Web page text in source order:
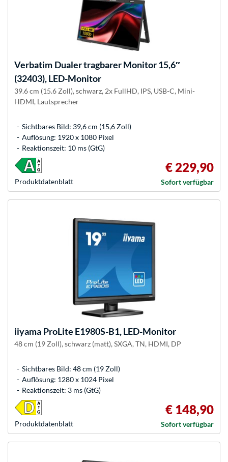
Verbatim Dualer tragbarer Monitor 15,6″
(32403), LED-Monitor
39.6 cm (15.6 Zoll), schwarz, 2x FullHD, IPS, USB-C, Mini-
HDMI, Lautsprecher
Sichtbares Bild: 39,6 cm (15,6 Zoll)
Auflösung: 1920 x 1080 Pixel
Reaktionszeit: 10 ms (GtG)
Produkt­datenblatt
€ 229,90
Sofort verfügbar
iiyama ProLite E1980S-B1, LED-Monitor
48 cm (19 Zoll), schwarz (matt), SXGA, TN, HDMI, DP
Sichtbares Bild: 48 cm (19 Zoll)
Auflösung: 1280 x 1024 Pixel
Reaktionszeit: 3 ms (GtG)
Produkt­datenblatt
€ 148,90
Sofort verfügbar